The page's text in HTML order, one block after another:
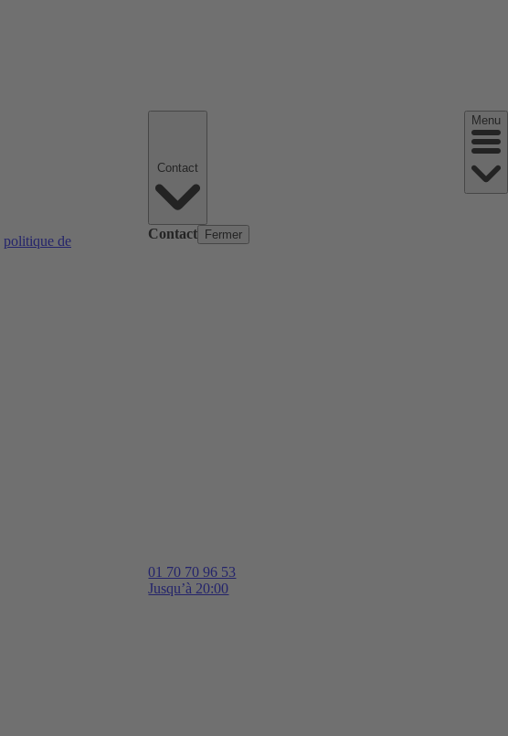
politique de
Contact Fermer
01 70 70 96 53
Jusqu’à 20:00
Menu